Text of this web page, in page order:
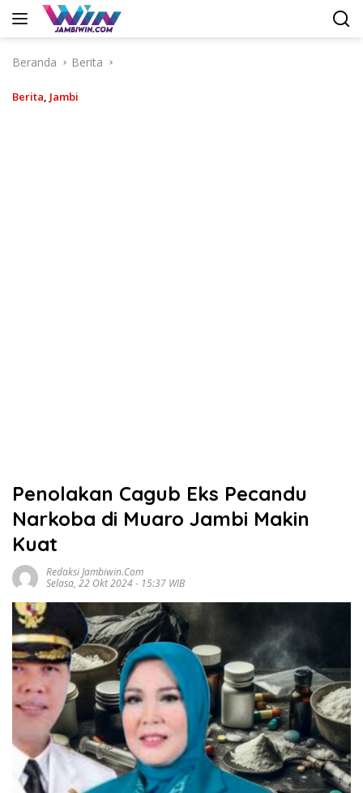
Langsung
Beranda
Berita
Berita, Jambi
Penolakan Cagub Eks Pecandu
Narkoba di Muaro Jambi Makin
Kuat
Redaksi Jambiwin.com
Selasa, 22 Okt 2024 - 15:37 WIB